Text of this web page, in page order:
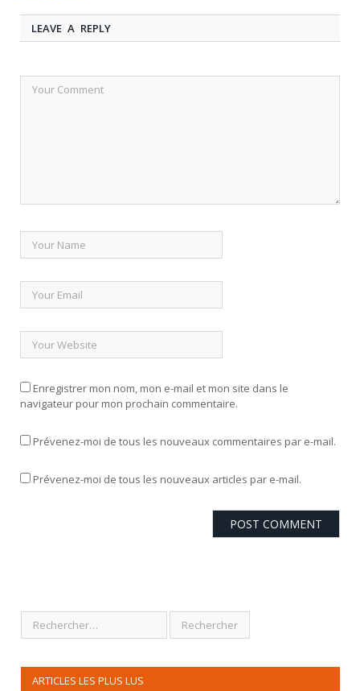
LEAVE A REPLY
Enregistrer mon nom, mon e-mail et mon site dans le
navigateur pour mon prochain commentaire.
Prévenez-moi de tous les nouveaux commentaires par e-mail.
Prévenez-moi de tous les nouveaux articles par e-mail.
ARTICLES LES PLUS LUS